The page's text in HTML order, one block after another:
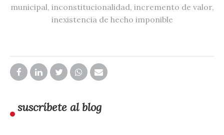
municipal, inconstitucionalidad, incremento de valor,
inexistencia de hecho imponible
suscríbete al blog